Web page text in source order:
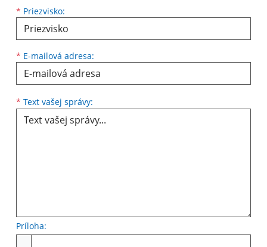
* Priezvisko:
* E-mailová adresa:
* Text vašej správy:
Príloha: